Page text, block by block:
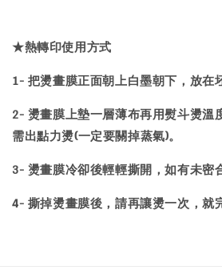
★熱轉印使用方式
1- 把燙畫膜正面朝上白墨朝下，放在
2- 燙畫膜上墊一層薄布再用熨斗燙溫
需出點力燙(一定要關掉蒸氣)。
3- 燙畫膜冷卻後輕輕撕開，如有未密
4- 撕掉燙畫膜後，請再讓燙一次，就